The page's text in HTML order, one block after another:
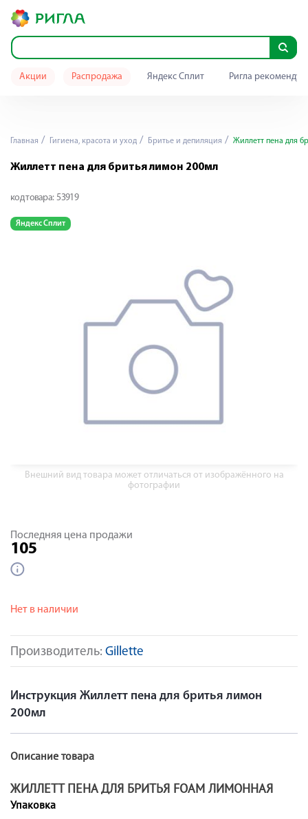
Акции Распродажа Яндекс Сплит Ригла
Главная Гигиена, красота и уход Бритье и депиляция Жиллетт пена для
Жиллетт пена для бритья лимон 200мл
код товара: 53919
Яндекс Сплит
Внешний вид товара может отличаться от изображённого на
фотографии
Производитель: Gillette
Последняя цена продажи
105
Нет в наличии
Инструкция Жиллетт пена для бритья лимон
200мл
Описание товара
ЖИЛЛЕТТ ПЕНА ДЛЯ БРИТЬЯ FOAM ЛИМОННАЯ
Упаковка